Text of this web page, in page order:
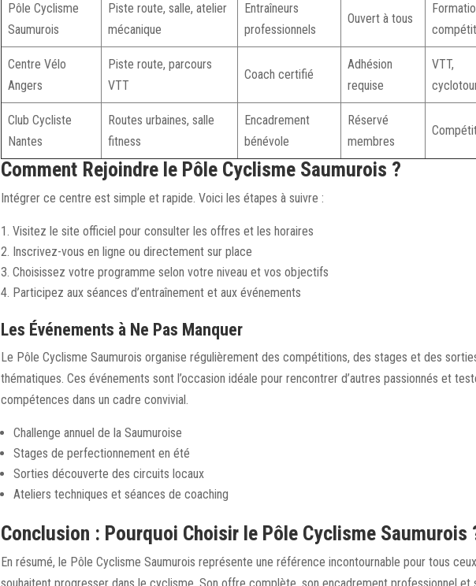
Pôle Cyclisme
Saumurois
Piste route, salle, atelier
mécanique
Entraîneurs
professionnels
Ouvert à tous
Centre Vélo
Angers
Piste route, parcours
VTT
Coach certifié
Adhésion
requise
VTT,
Club Cycliste
Nantes
Routes urbaines, salle
fitness
Encadrement
bénévole
Réservé
membres
Comment Rejoindre le Pôle Cyclisme Saumurois ?
Intégrer ce centre est simple et rapide. Voici les étapes à suivre :
Visitez le site officiel pour consulter les offres et les horaires
Inscrivez-vous en ligne ou directement sur place
Choisissez votre programme selon votre niveau et vos objectifs
Participez aux séances d’entraînement et aux événements
Les Événements à Ne Pas Manquer
Le Pôle Cyclisme Saumurois organise régulièrement des compétitions, des stages et des
thématiques. Ces événements sont l’occasion idéale pour rencontrer d’autres passionnés et
compétences dans un cadre convivial.
Challenge annuel de la Saumuroise
Stages de perfectionnement en été
Sorties découverte des circuits locaux
Ateliers techniques et séances de coaching
Conclusion : Pourquoi Choisir le Pôle Cyclisme Saumurois
En résumé, le Pôle Cyclisme Saumurois représente une référence incontournable pour tous